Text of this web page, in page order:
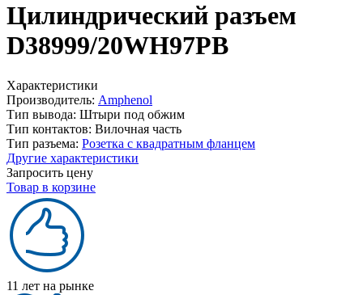
Цилиндрический разъем
D38999/20WH97PB
Характеристики
Производитель: Amphenol
Тип вывода: Штыри под обжим
Тип контактов: Вилочная часть
Тип разъема: Розетка с квадратным фланцем
Другие характеристики
Запросить цену
Товар в корзине
11 лет на рынке